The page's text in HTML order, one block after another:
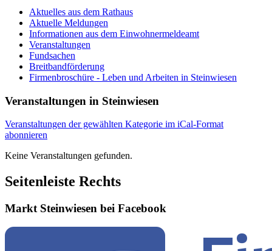
Aktuelles aus dem Rathaus
Aktuelle Meldungen
Informationen aus dem Einwohnermeldeamt
Veranstaltungen
Fundsachen
Breitbandförderung
Firmenbroschüre - Leben und Arbeiten in Steinwiesen
Veranstaltungen in Steinwiesen
Veranstaltungen der gewählten Kategorie im iCal-Format
abonnieren
Keine Veranstaltungen gefunden.
Seitenleiste Rechts
Markt Steinwiesen bei Facebook